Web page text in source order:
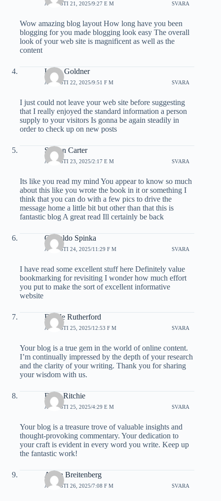
AUGUSTI 21, 2025/9:27 E M SVARA
Wow amazing blog layout How long have you been
blogging for you made blogging look easy The overall
look of your web site is magnificent as well as the
content
Lelah Goldner
AUGUSTI 22, 2025/9:51 F M SVARA
I just could not leave your web site before suggesting
that I really enjoyed the standard information a person
supply to your visitors Is gonna be again steadily in
order to check up on new posts
Sylvan Carter
AUGUSTI 23, 2025/2:17 E M SVARA
Its like you read my mind You appear to know so much
about this like you wrote the book in it or something I
think that you can do with a few pics to drive the
message home a little bit but other than that this is
fantastic blog A great read Ill certainly be back
Oswaldo Spinka
AUGUSTI 24, 2025/11:29 F M SVARA
I have read some excellent stuff here Definitely value
bookmarking for revisiting I wonder how much effort
you put to make the sort of excellent informative
website
Estelle Rutherford
AUGUSTI 25, 2025/12:53 F M SVARA
Your blog is a true gem in the world of online content.
I’m continually impressed by the depth of your research
and the clarity of your writing. Thank you for sharing
your wisdom with us.
Erich Ritchie
AUGUSTI 25, 2025/4:29 E M SVARA
Your blog is a treasure trove of valuable insights and
thought-provoking commentary. Your dedication to
your craft is evident in every word you write. Keep up
the fantastic work!
Alana Breitenberg
AUGUSTI 26, 2025/7:08 F M SVARA